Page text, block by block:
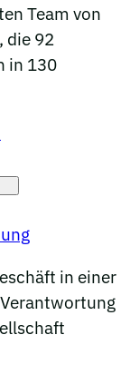
Team von
die 92
in 130
in einer